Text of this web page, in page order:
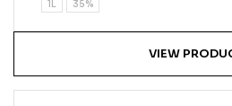
1L 35%
VIEW